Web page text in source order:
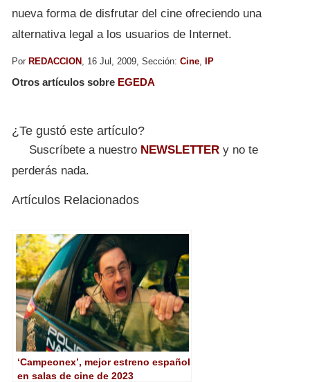
nueva forma de disfrutar del cine ofreciendo una
alternativa legal a los usuarios de Internet.
Por REDACCION , 16 Jul, 2009, Sección: Cine, IP
Otros artículos sobre EGEDA
¿Te gustó este artículo?
Suscríbete a nuestro NEWSLETTER y no te
perderás nada.
Artículos Relacionados
‘Campeonex’, mejor estreno español
en salas de cine de 2023